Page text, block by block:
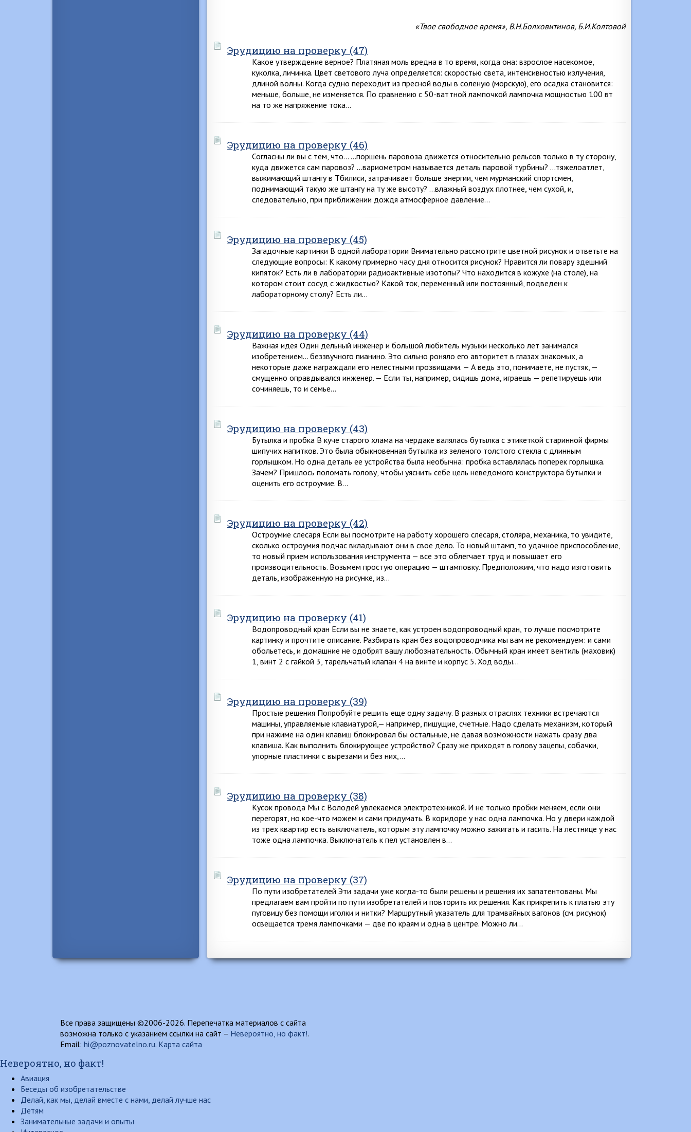
«Твое свободное время», В.Н.Болховитинов, Б.И.Колтовой
Эрудицию на проверку (47)
Какое утверждение верное? Платяная моль вредна в то время, когда она: взрослое насекомое,
куколка, личинка. Цвет светового луча определяется: скоростью света, интенсивностью излучения,
длиной волны. Когда судно переходит из пресной воды в соленую (морскую), его осадка становится:
меньше, больше, не изменяется. По сравнению с 50-ваттной лампочкой лампочка мощностью 100 вт
на то же напряжение тока…
Эрудицию на проверку (46)
Согласны ли вы с тем, что… …поршень паровоза движется относительно рельсов только в ту сторону,
куда движется сам паровоз? …вариометром называется деталь паровой турбины? …тяжелоатлет,
выжимающий штангу в Тбилиси, затрачивает больше энергии, чем мурманский спортсмен,
поднимающий такую же штангу на ту же высоту? …влажный воздух плотнее, чем сухой, и,
следовательно, при приближении дождя атмосферное давление…
Эрудицию на проверку (45)
Загадочные картинки В одной лаборатории Внимательно рассмотрите цветной рисунок и ответьте на
следующие вопросы: К какому примерно часу дня относится рисунок? Нравится ли повару здешний
кипяток? Есть ли в лаборатории радиоактивные изотопы? Что находится в кожухе (на столе), на
котором стоит сосуд с жидкостью? Какой ток, переменный или постоянный, подведен к
лабораторному столу? Есть ли…
Эрудицию на проверку (44)
Важная идея Один дельный инженер и большой любитель музыки несколько лет занимался
изобретением… беззвучного пианино. Это сильно роняло его авторитет в глазах знакомых, а
некоторые даже награждали его нелестными прозвищами. — А ведь это, понимаете, не пустяк, —
смущенно оправдывался инженер. — Если ты, например, сидишь дома, играешь — репетируешь или
сочиняешь, то и семье…
Эрудицию на проверку (43)
Бутылка и пробка В куче старого хлама на чердаке валялась бутылка с этикеткой старинной фирмы
шипучих напитков. Это была обыкновенная бутылка из зеленого толстого стекла с длинным
горлышком. Но одна деталь ее устройства была необычна: пробка вставлялась поперек горлышка.
Зачем? Пришлось поломать голову, чтобы уяснить себе цель неведомого конструктора бутылки и
оценить его остроумие. В…
Эрудицию на проверку (42)
Остроумие слесаря Если вы посмотрите на работу хорошего слесаря, столяра, механика, то увидите,
сколько остроумия подчас вкладывают они в свое дело. То новый штамп, то удачное приспособление,
то новый прием использования инструмента — все это облегчает труд и повышает его
производительность. Возьмем простую операцию — штамповку. Предположим, что надо изготовить
деталь, изображенную на рисунке, из…
Эрудицию на проверку (41)
Водопроводный кран Если вы не знаете, как устроен водопроводный кран, то лучше посмотрите
картинку и прочтите описание. Разбирать кран без водопроводчика мы вам не рекомендуем: и сами
обольетесь, и домашние не одобрят вашу любознательность. Обычный кран имеет вентиль (маховик)
1, винт 2 с гайкой 3, тарельчатый клапан 4 на винте и корпус 5. Ход воды…
Эрудицию на проверку (39)
Простые решения Попробуйте решить еще одну задачу. В разных отраслях техники встречаются
машины, управляемые клавиатурой,— например, пишущие, счетные. Надо сделать механизм, который
при нажиме на один клавиш блокировал бы остальные, не давая возможности нажать сразу два
клавиша. Как выполнить блокирующее устройство? Сразу же приходят в голову зацепы, собачки,
упорные пластинки с вырезами и без них,…
Эрудицию на проверку (38)
Кусок провода Мы с Володей увлекаемся электротехникой. И не только пробки меняем, если они
перегорят, но кое-что можем и сами придумать. В коридоре у нас одна лампочка. Но у двери каждой
из трех квартир есть выключатель, которым эту лампочку можно зажигать и гасить. На лестнице у нас
тоже одна лампочка. Выключатель к пел установлен в…
Эрудицию на проверку (37)
По пути изобретателей Эти задачи уже когда-то были решены и решения их запатентованы. Мы
предлагаем вам пройти по пути изобретателей и повторить их решения. Как прикрепить к платью эту
пуговицу без помощи иголки и нитки? Маршрутный указатель для трамвайных вагонов (см. рисунок)
освещается тремя лампочками — две по краям и одна в центре. Можно ли…
Все права защищены ©2006-2026. Перепечатка материалов с сайта
возможна только с указанием ссылки на сайт – Невероятно, но факт!.
Email: hi@poznovatelno.ru. Карта сайта
Невероятно, но факт!
Авиация
Беседы об изобретательстве
Делай, как мы, делай вместе с нами, делай лучше нас
Детям
Занимательные задачи и опыты